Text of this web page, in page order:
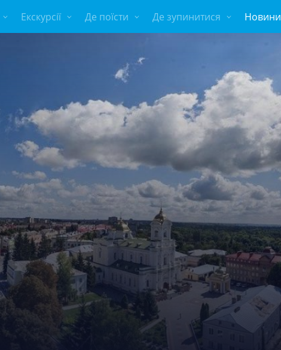
Екскурсії Де поїсти Де зупинитися Новини